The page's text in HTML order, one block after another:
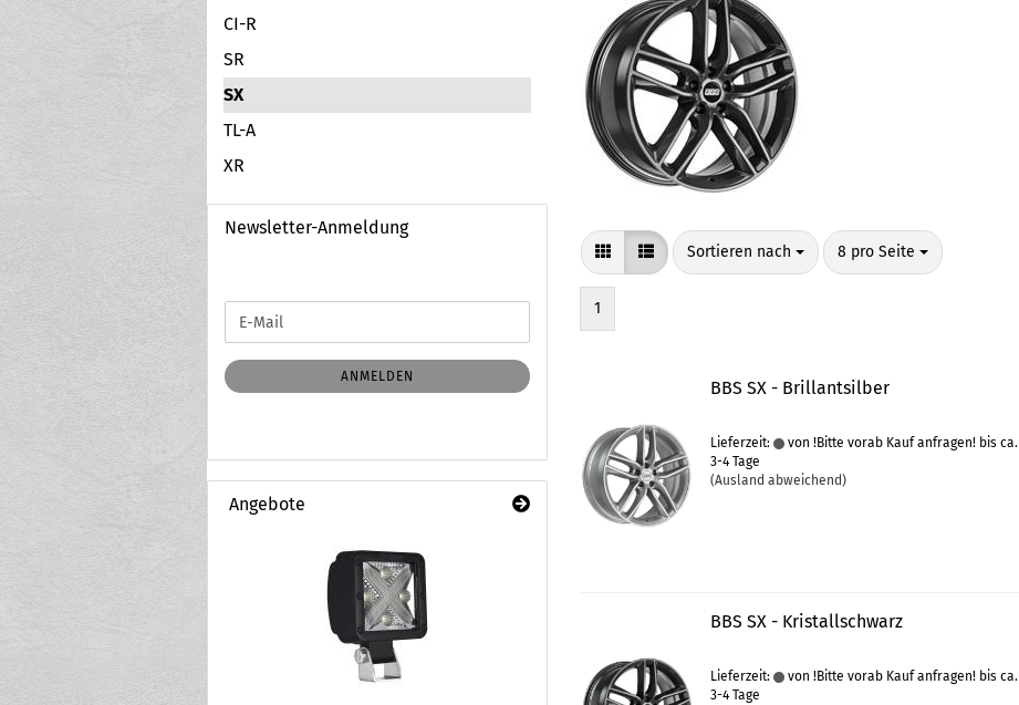
Sortieren nach
Sortieren nach 8 pro Seite
pro Seite
1
BBS SX - Brillantsilber
Lieferzeit:
von !Bitte vorab Kauf anfragen! bis ca.
3-4 Tage
(Ausland abweichend)
BBS SX - Kristallschwarz
Lieferzeit:
von !Bitte vorab Kauf anfragen! bis ca.
3-4 Tage
CI-R
SR
SX
TL-A
XR
Newsletter-Anmeldung
ZUR
ANMELDUNG
E-
Mail
ANMELDEN
Angebote